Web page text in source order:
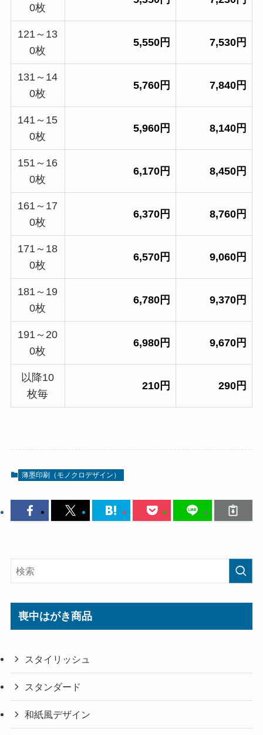
0枚
121～13
0枚
5,550円 7,530円
131～14
0枚
5,760円 7,840円
141～15
0枚
5,960円 8,140円
151～16
0枚
6,170円 8,450円
161～17
0枚
6,370円 8,760円
171～18
0枚
6,570円 9,060円
181～19
0枚
6,780円 9,370円
191～20
0枚
6,980円 9,670円
以降10
枚毎
210円 290円
薄墨印刷（モノクロデザイン）
喪中はがき商品
スタイリッシュ
スタンダード
和紙風デザイン